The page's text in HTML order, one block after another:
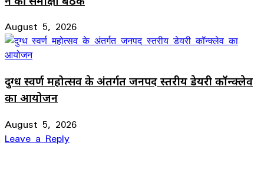
August 5, 2026
दुग्ध स्वर्ण महोत्सव के अंतर्गत जनपद स्तरीय डेयरी कॉन्क्लेव
का आयोजन
August 5, 2026
Leave a Reply